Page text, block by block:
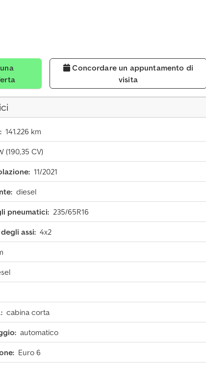
Concordare un appuntamento di
visita
141.226 km
(190,35 CV)
11/2021
diesel
pneumatici: 235/65R16
assi: 4x2
cabina corta
automatico
Euro 6